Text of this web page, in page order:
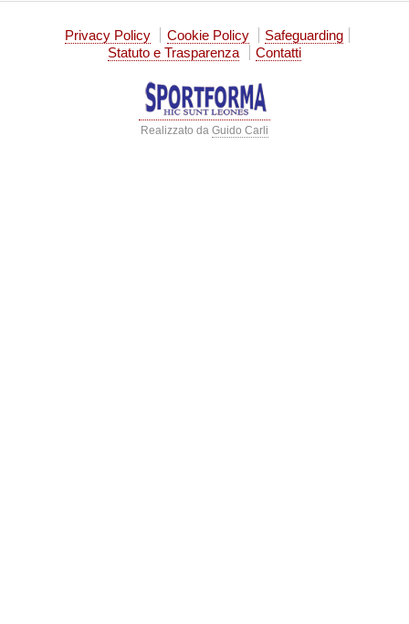
Privacy Policy Cookie Policy
Safeguarding
Statuto e Trasparenza
Contatti
Realizzato da Guido Carli